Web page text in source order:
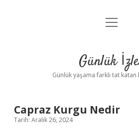
Anasayfa
Yasal Uyarı
menüyü
Günlük
Günlük yaşama farklı tat katan
Capraz Kurgu Nedir
Tarih: Aralık 26, 2024